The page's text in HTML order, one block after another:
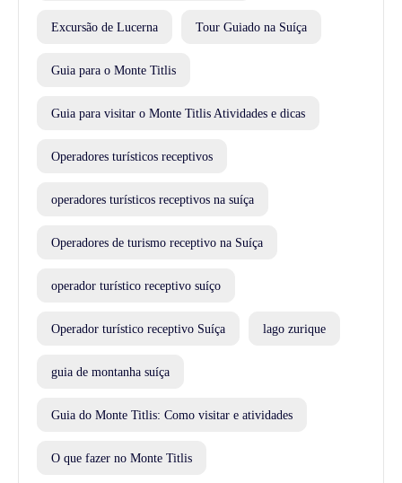
Excursão de Lucerna Tour Guiado na Suíça
Guia para o Monte Titlis
Guia para visitar o Monte Titlis Atividades e dicas
Operadores turísticos receptivos
operadores turísticos receptivos na suíça
Operadores de turismo receptivo na Suíça
operador turístico receptivo suíço
Operador turístico receptivo Suíça lago zurique
guia de montanha suíça
Guia do Monte Titlis: Como visitar e atividades
O que fazer no Monte Titlis